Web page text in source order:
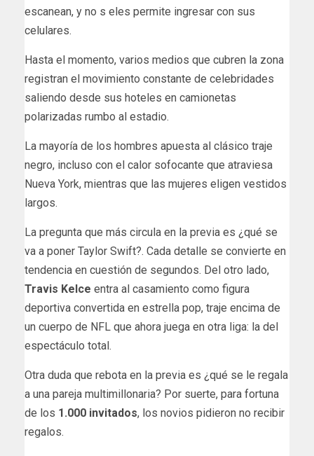
escanean, y no s eles permite ingresar con sus
celulares.
Hasta el momento, varios medios que cubren la zona
registran el movimiento constante de celebridades
saliendo desde sus hoteles en camionetas
polarizadas rumbo al estadio.
La mayoría de los hombres apuesta al clásico traje
negro, incluso con el calor sofocante que atraviesa
Nueva York, mientras que las mujeres eligen vestidos
largos.
La pregunta que más circula en la previa es ¿qué se
va a poner Taylor Swift?. Cada detalle se convierte en
tendencia en cuestión de segundos. Del otro lado,
Travis Kelce entra al casamiento como figura
deportiva convertida en estrella pop, traje encima de
un cuerpo de NFL que ahora juega en otra liga: la del
espectáculo total.
Otra duda que rebota en la previa es ¿qué se le regala
a una pareja multimillonaria? Por suerte, para fortuna
de los 1.000 invitados, los novios pidieron no recibir
regalos.